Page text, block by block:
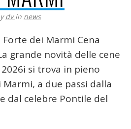
dvin news
dei Marmi Cena
grande novità delle cene
si trova in pieno
a due passi dalla
dal celebre Pontile del